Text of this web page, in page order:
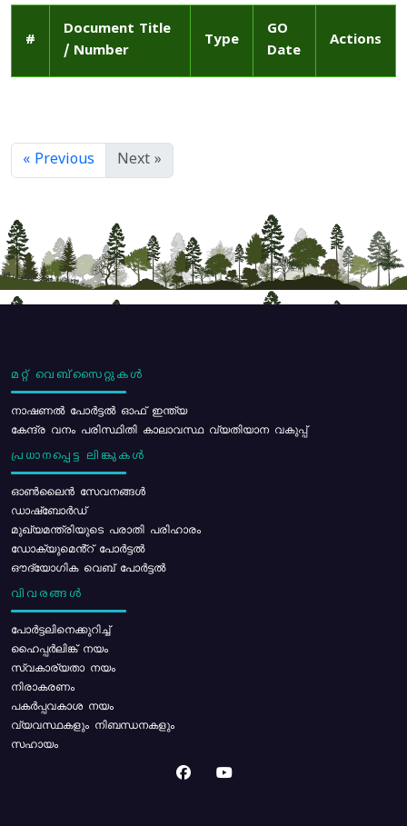
#
Document Title
/ Number
Type
GO
Date
Actions
« Previous Next »
മറ്റ് വെബ്സൈറ്റുകൾ
നാഷണൽ പോർട്ടൽ ഓഫ് ഇന്ത്യ
കേന്ദ്ര വനം പരിസ്ഥിതി കാലാവസ്ഥ വ്യതിയാന വകുപ്പ്
പ്രധാനപ്പെട്ട ലിങ്കുകൾ
ഓൺലൈൻ സേവനങ്ങൾ
ഡാഷ്ബോർഡ്
മുഖ്യമന്ത്രിയുടെ പരാതി പരിഹാരം
ഡോക്യുമെൻ്റ് പോർട്ടൽ
ഔദ്യോഗിക വെബ് പോർട്ടൽ
വിവരങ്ങൾ
പോര്‍ട്ടലിനെക്കുറിച്ച്
ഹൈപ്പർലിങ്ക് നയം
സ്വകാര്യതാ നയം
നിരാകരണം
പകർപ്പവകാശ നയം
വ്യവസ്ഥകളും നിബന്ധനകളും
സഹായം